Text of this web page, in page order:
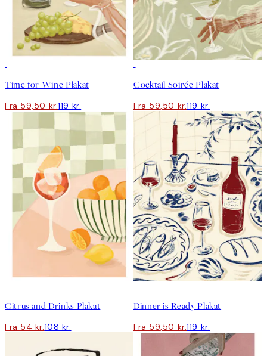
Time for Wine Plakat
Fra 59,50 kr.119 kr.
Cocktail Soirée Plakat
Fra 59,50 kr.119 kr.
Citrus and Drinks Plakat
Fra 54 kr.108 kr.
Dinner is Ready Plakat
Fra 59,50 kr.119 kr.